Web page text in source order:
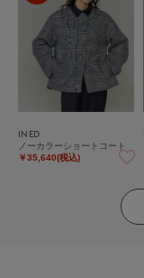
INED
ノーカラーショートコート
￥35,640(税込)